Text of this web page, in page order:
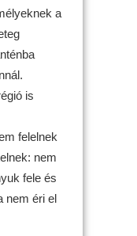
a
is
felelnek
nem
fele és
nem éri el